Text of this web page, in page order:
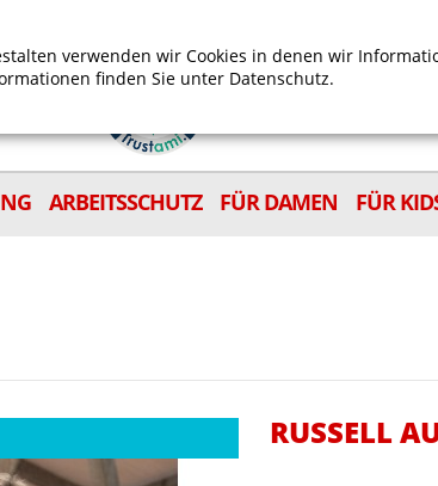
ARBEITSSCHUTZ FÜR DAMEN FÜR
RUSSELL
verwenden wir Cookies in denen wir
finden Sie unter Datenschutz.